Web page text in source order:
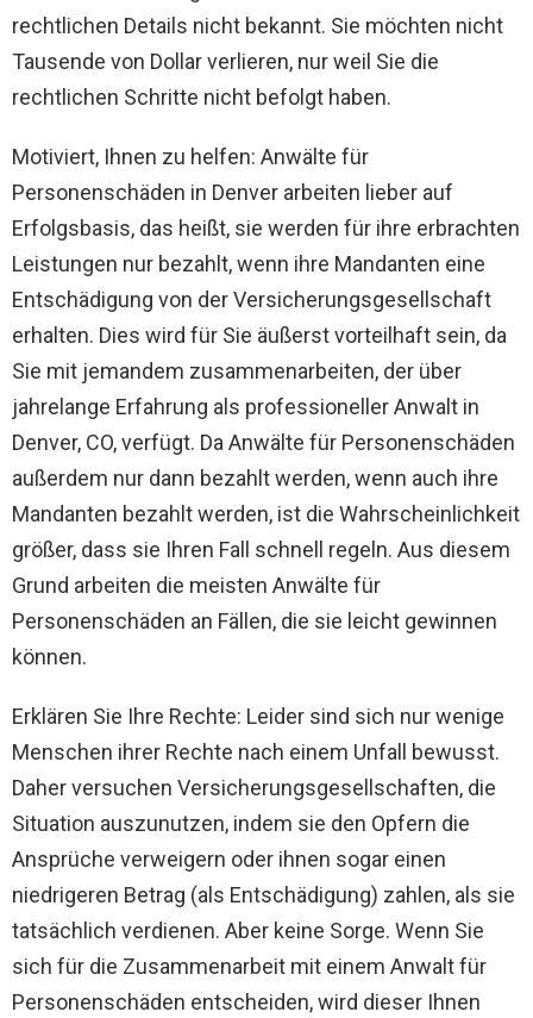
rechtlichen Details nicht bekannt. Sie möchten nicht
Tausende von Dollar verlieren, nur weil Sie die
rechtlichen Schritte nicht befolgt haben.
Motiviert, Ihnen zu helfen: Anwälte für
Personenschäden in Denver arbeiten lieber auf
Erfolgsbasis, das heißt, sie werden für ihre erbrachten
Leistungen nur bezahlt, wenn ihre Mandanten eine
Entschädigung von der Versicherungsgesellschaft
erhalten. Dies wird für Sie äußerst vorteilhaft sein, da
Sie mit jemandem zusammenarbeiten, der über
jahrelange Erfahrung als professioneller Anwalt in
Denver, CO, verfügt. Da Anwälte für Personenschäden
außerdem nur dann bezahlt werden, wenn auch ihre
Mandanten bezahlt werden, ist die Wahrscheinlichkeit
größer, dass sie Ihren Fall schnell regeln. Aus diesem
Grund arbeiten die meisten Anwälte für
Personenschäden an Fällen, die sie leicht gewinnen
können.
Erklären Sie Ihre Rechte: Leider sind sich nur wenige
Menschen ihrer Rechte nach einem Unfall bewusst.
Daher versuchen Versicherungsgesellschaften, die
Situation auszunutzen, indem sie den Opfern die
Ansprüche verweigern oder ihnen sogar einen
niedrigeren Betrag (als Entschädigung) zahlen, als sie
tatsächlich verdienen. Aber keine Sorge. Wenn Sie
sich für die Zusammenarbeit mit einem Anwalt für
Personenschäden entscheiden, wird dieser Ihnen